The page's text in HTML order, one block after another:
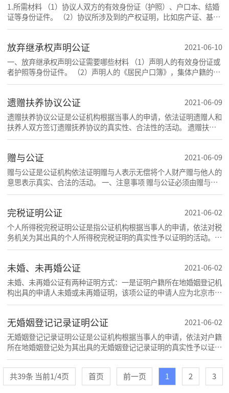
1.所需材料 （1）协议人双方的有效身份证（护照）、户口本、结婚
证等身份证件。 （2）协议所涉及到的产权证明，比如房产证、基
金、股票凭证、存折、存单等。 2.注意事项 （1）协
放弃继承权声明公证
2021-06-10
一、放弃继承权声明公证需要哪些材料 （1）声明人的有效身份证或
者护照等身份证件。 （2）声明人的《居民户口簿》，集体户籍的当
事人提供《常住人口登记卡》本人页原件及经过户
遗赠扶养协议公证
2021-06-09
遗赠扶养协议公证是公证机构根据当事人的申请，依法证明遗赠人和
扶养人双方签订遗赠抚养协议的真实性、合法性的活动。 遗赠扶养
协议是一种双方、有偿、诺成、要式民事法律行为
赠与公证
2021-06-09
赠与公证是公证机构依法证明赠与人表示无偿将个人财产赠与他人的
意思表示真实、合法的活动。 一、注意事项 赠与公证必须由赠与人
亲自到公证处办理，无行为能力人和限制行为能力
完税证明公证
2021-06-02
个人所得税完税证明公证是指公证机构根据当事人的申请，依法对税
务机关为其出具的个人所得税完税证明的真实性予以证明的活动。
一、办理个人所得税完税证明公证一般需要提交的
未婚、未再婚公证
2021-06-02
未婚、未再婚公证有两种证明方式：一是证明户籍所在地婚姻登记机
构出具的申请人未婚或未再婚证明，该项公证的申请人应为北京市户
口；二是证明申请人所签署的未婚或未再婚声明
无婚姻登记记录证明公证
2021-06-02
无婚姻登记记录证明公证是公证机构根据当事人的申请，依法对户籍
所在地婚姻登记处为其出具的无婚姻登记记录证明的真实性予以证明
的活动。 一、办理无婚姻登记记录证明公证一般
共39条 当前1/4页
首页 前一页 1 2 3